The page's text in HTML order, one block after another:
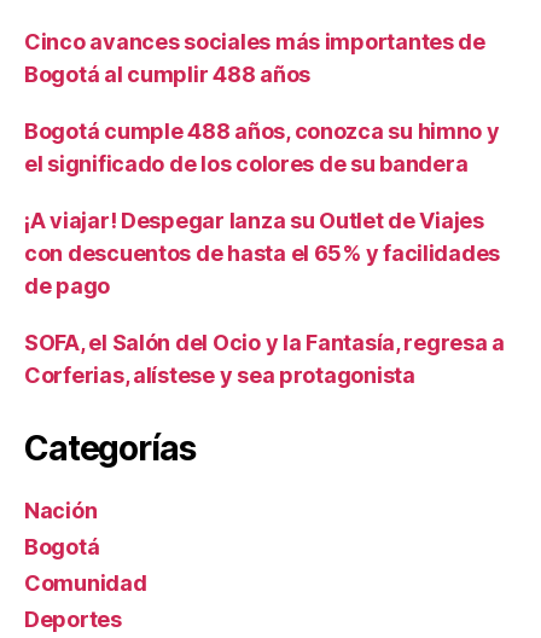
Cinco avances sociales más importantes de
Bogotá al cumplir 488 años
Bogotá cumple 488 años, conozca su himno y
el significado de los colores de su bandera
¡A viajar! Despegar lanza su Outlet de Viajes
con descuentos de hasta el 65% y facilidades
de pago
SOFA, el Salón del Ocio y la Fantasía, regresa a
Corferias, alístese y sea protagonista
Categorías
Nación
Bogotá
Comunidad
Deportes